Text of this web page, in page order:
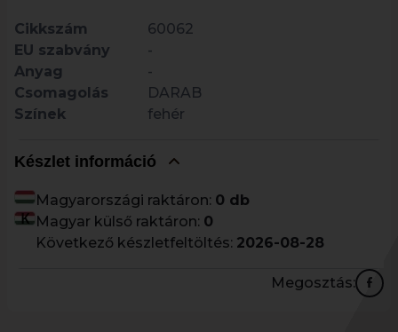
Cikkszám
60062
EU szabvány
-
Anyag
-
Csomagolás
DARAB
Színek
fehér
Készlet információ
Magyarországi raktáron: 0 db
Magyar külső raktáron: 0
Következő készletfeltöltés: 2026-08-28
Megosztás: